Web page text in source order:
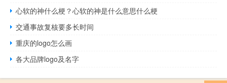
心软的神什么梗？心软的神是什么意思什么梗
交通事故复核要多长时间
重庆的logo怎么画
各大品牌logo及名字